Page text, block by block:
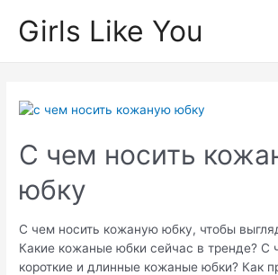
содержимому
Girls Like You
С чем носить
юбку
С чем носить кожаную юбку, чтобы
Какие кожаные юбки сейчас в тренде? С
короткие и длинные кожаные юбки? Как